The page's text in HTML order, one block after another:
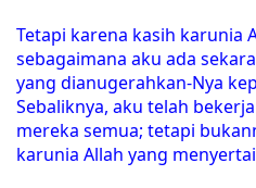
Tetapi karena kasih karunia
sebagaimana aku ada
yang dianugerahkan-Nya
Sebaliknya, aku telah
mereka semua; tetapi
karunia Allah yang